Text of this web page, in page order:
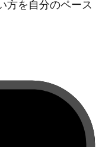
方を自分のペース